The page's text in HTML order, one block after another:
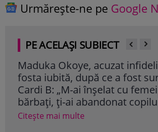
Urmărește-ne pe Google
PE ACELAȘI SUBIECT
Maduka Okoye, acuzat
fosta iubită, după ce a fost
Cardi B: „M-ai înșelat cu
bărbați, ți-ai abandonat
Citește mai multe